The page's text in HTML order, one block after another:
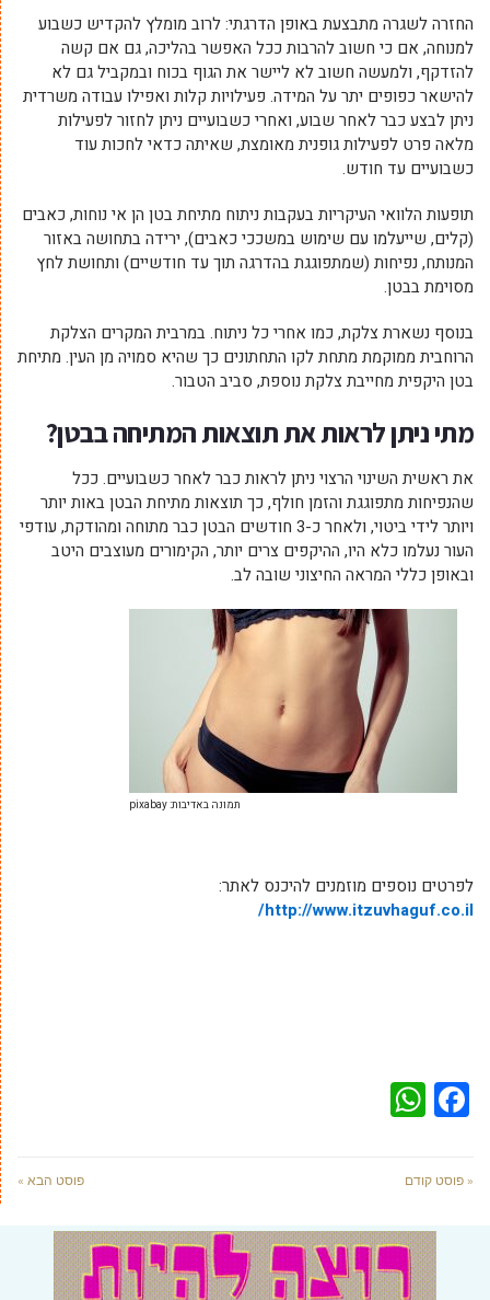
החזרה לשגרה מתבצעת באופן הדרגתי: לרוב מומלץ להקדיש כשבוע
למנוחה, אם כי חשוב להרבות ככל האפשר בהליכה, גם אם קשה
להזדקף, ולמעשה חשוב לא ליישר את הגוף בכוח ובמקביל גם לא
להישאר כפופים יתר על המידה. פעילויות קלות ואפילו עבודה משרדית
ניתן לבצע כבר לאחר שבוע, ואחרי כשבועיים ניתן לחזור לפעילות
מלאה פרט לפעילות גופנית מאומצת, שאיתה כדאי לחכות עוד
כשבועיים עד חודש.
תופעות הלוואי העיקריות בעקבות ניתוח מתיחת בטן הן אי נוחות, כאבים
(קלים, שייעלמו עם שימוש במשככי כאבים), ירידה בתחושה באזור
המנותח, נפיחות (שמתפוגגת בהדרגה תוך עד חודשיים) ותחושת לחץ
מסוימת בבטן.
בנוסף נשארת צלקת, כמו אחרי כל ניתוח. במרבית המקרים הצלקת
הרוחבית ממוקמת מתחת לקו התחתונים כך שהיא סמויה מן העין. מתיחת
בטן היקפית מחייבת צלקת נוספת, סביב הטבור.
מתי ניתן לראות את תוצאות המתיחה בבטן?
את ראשית השינוי הרצוי ניתן לראות כבר לאחר כשבועיים. ככל
שהנפיחות מתפוגגת והזמן חולף, כך תוצאות מתיחת הבטן באות יותר
ויותר לידי ביטוי, ולאחר כ-3 חודשים הבטן כבר מתוחה ומהודקת, עודפי
העור נעלמו כלא היו, ההיקפים צרים יותר, הקימורים מעוצבים היטב
ובאופן כללי המראה החיצוני שובה לב.
תמונה באדיבות: pixabay
לפרטים נוספים מוזמנים להיכנס לאתר:
http://www.itzuvhaguf.co.il/
Facebook
« פוסט קודם פוסט הבא »